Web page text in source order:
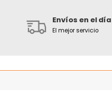
Envíos en el día
El mejor servicio